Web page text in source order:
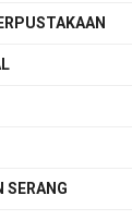
SERANG